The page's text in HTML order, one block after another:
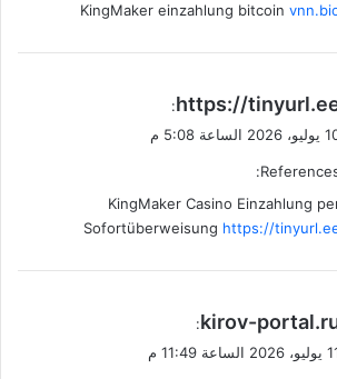
KingMaker einzahlung bitcoin
ق
https://
:
الساعة 5:08 م
KingMaker Casino Einzahlung
Sofortüberweisung https://
kirov-
:
الساعة 11:49 م